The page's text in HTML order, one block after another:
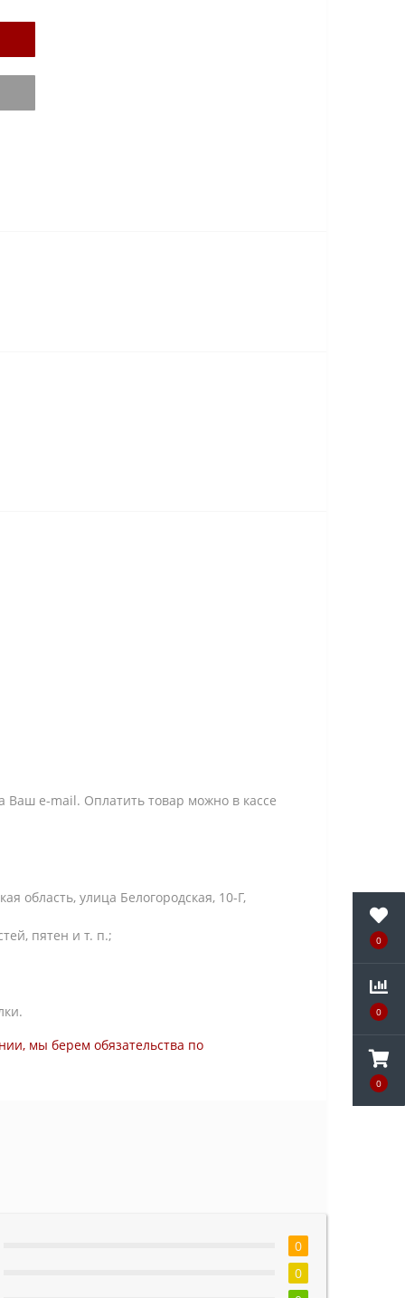
0
0
0
Ваш e-mail. Оплатить товар можно в кассе
область, улица Белогородская, 10-Г,
пятен и т. п.;
мы берем обязательства по
0
0